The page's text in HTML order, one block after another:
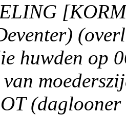
huwden op